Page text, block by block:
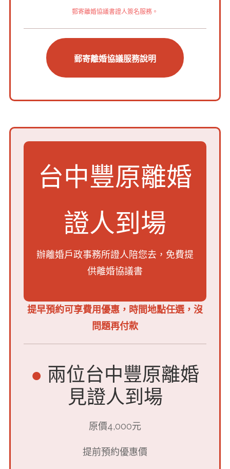
郵寄離婚協議書證人簽名服務。
郵寄離婚協議服務說明
台中豐原離婚
證人到場
辦離婚戶政事務所證人陪您去， 免費提
供離婚協議書
提早預約可享費用優惠，時間地點任選，沒
問題再付款
● 兩位台中豐原離婚
見證人到場
原價4,000元
提前預約優惠價